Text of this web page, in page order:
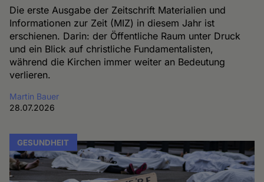
Die erste Ausgabe der Zeitschrift Materialien und
Informationen zur Zeit (MIZ) in diesem Jahr ist
erschienen. Darin: der Öffentliche Raum unter Druck
und ein Blick auf christliche Fundamentalisten,
während die Kirchen immer weiter an Bedeutung
verlieren.
Martin Bauer
28.07.2026
GESUNDHEIT